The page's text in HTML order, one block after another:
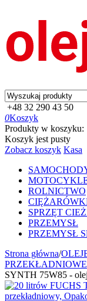
+48 32 290 43 50
0Koszyk
Produkty w koszyku:
Koszyk jest pusty
Zobacz koszyk Kasa
ROLNICTWO
SPRZĘT
PRZEMYSŁ
PRZEMYSŁ
Strona główna/
PRZEKŁADNIOWE
SYNTH 75W85 -